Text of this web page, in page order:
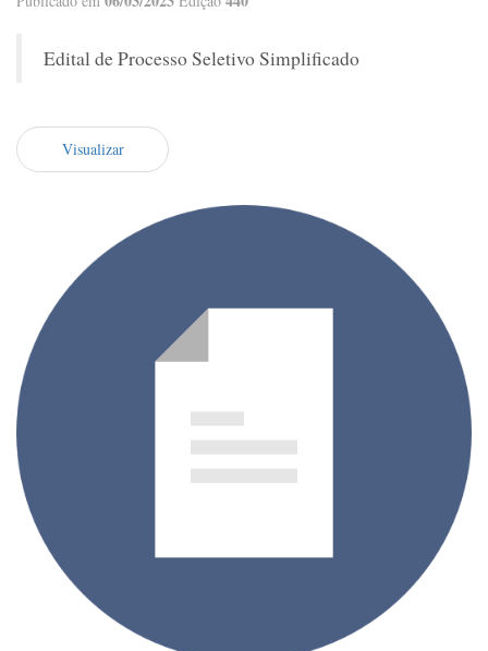
Edital de Processo Seletivo Simplificado
Visualizar